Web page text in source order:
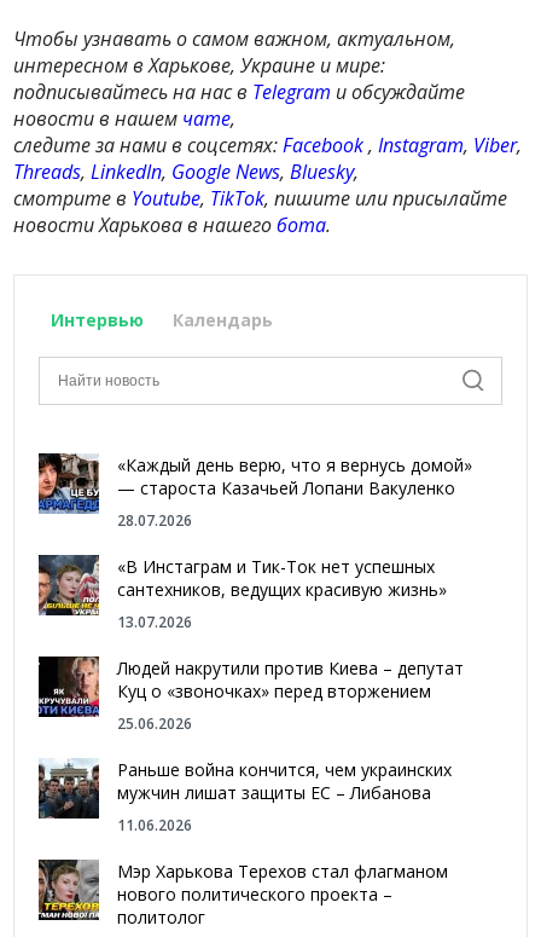
Чтобы узнавать о самом важном, актуальном,
интересном в Харькове, Украине и мире:
подписывайтесь на нас в Telegram и обсуждайте
новости в нашем чате,
следите за нами в соцсетях:Facebook,Instagram, Viber,
Threads,LinkedIn, Google News,Bluesky,
смотрите в Youtube, TikTok, пишите или присылайте
новости Харькова в нашегобота.
Интервью Календарь
«Каждый день верю, что я вернусь домой»
— староста Казачьей Лопани Вакуленко
28.07.2026
«В Инстаграм и Тик-Ток нет успешных
сантехников, ведущих красивую жизнь»
13.07.2026
Людей накрутили против Киева – депутат
Куц о «звоночках» перед вторжением
25.06.2026
Раньше война кончится, чем украинских
мужчин лишат защиты ЕС – Либанова
11.06.2026
Мэр Харькова Терехов стал флагманом
нового политического проекта –
политолог